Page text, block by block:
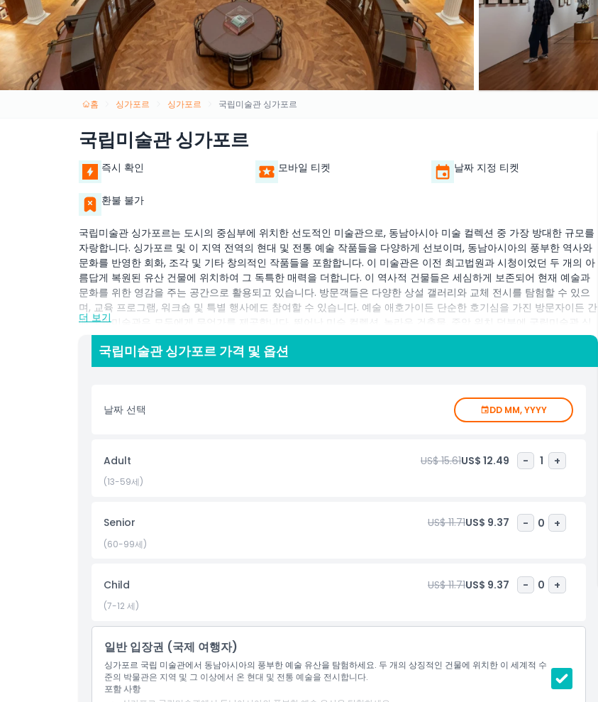
홈 싱가포르 싱가포르 국립미술관 싱가포르
국립미술관 싱가포르
즉시 확인 모바일 티켓 날짜 지정 티켓
환불 불가
국립미술관 싱가포르는 도시의 중심부에 위치한 선도적인 미술관으로, 동남아시아 미술 컬렉션 중 가장 방대한 규모를
자랑합니다. 싱가포르 및 이 지역 전역의 현대 및 전통 예술 작품들을 다양하게 선보이며, 동남아시아의 풍부한 역사와
문화를 반영한 회화, 조각 및 기타 창의적인 작품들을 포함합니다. 이 미술관은 이전 최고법원과 시청이었던 두 개의 아
름답게 복원된 유산 건물에 위치하여 그 독특한 매력을 더합니다. 이 역사적 건물들은 세심하게 보존되어 현재 예술과
문화를 위한 영감을 주는 공간으로 활용되고 있습니다. 방문객들은 다양한 상설 갤러리와 교체 전시를 탐험할 수 있으
며, 교육 프로그램, 워크숍 및 특별 행사에도 참여할 수 있습니다. 예술 애호가이든 단순한 호기심을 가진 방문자이든 간
에 국립미술관은 모두에게 무언가를 제공합니다. 뛰어난 미술 컬렉션, 놀라운 건축물, 중앙 위치 덕분에 국립미술관 싱
가포르는 반드시 방문해야 할 명소입니다. 예술, 역사에 관심 있는 사람이나 의미 있는 활동을 찾는 사람들에게 완벽한
장소입니다.
아동 성인 정책
운영 시간
위치
가는 방법
교환 방법
더 보기
국립미술관 싱가포르 가격 및 옵션
날짜 선택 DD MM, YYYY
Adult US$ 15.61US$ 12.49 - 1 +
(13-59세)
Senior US$ 11.71US$ 9.37 - 0 +
(60-99세)
Child US$ 11.71US$ 9.37 - 0 +
(7-12 세)
일반 입장권 (국제 여행자)
싱가포르 국립 미술관에서 동남아시아의 풍부한 예술 유산을 탐험하세요. 두 개의 상징적인 건물에 위치한 이 세계적 수
준의 박물관은 지역 및 그 이상에서 온 현대 및 전통 예술을 전시합니다.
포함 사항